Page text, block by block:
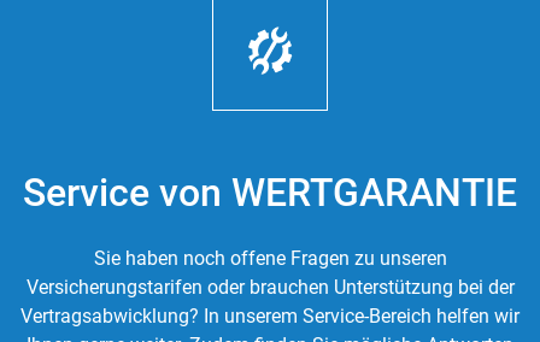
Service von WERTGARANTIE
Sie haben noch offene Fragen zu unseren
Versicherungstarifen oder brauchen Unterstützung bei der
Vertragsabwicklung? In unserem Service-Bereich helfen wir